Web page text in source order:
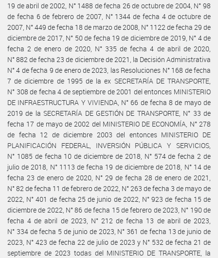
19 de abril de 2002, N° 1488 de fecha 26 de octubre de 2004, N° 98
de fecha 6 de febrero de 2007, N° 1344 de fecha 4 de octubre de
2007, N° 449 de fecha 18 de marzo de 2008, N° 1122 de fecha 29 de
diciembre de 2017, N° 50 de fecha 19 de diciembre de 2019, N° 4 de
fecha 2 de enero de 2020, N° 335 de fecha 4 de abril de 2020,
N° 882 de fecha 23 de diciembre de 2021, la Decisión Administrativa
N° 4 de fecha 9 de enero de 2023, las Resoluciones N° 168 de fecha
7 de diciembre de 1995 de la ex SECRETARÍA DE TRANSPORTE,
N° 308 de fecha 4 de septiembre de 2001 del entonces MINISTERIO
DE INFRAESTRUCTURA Y VIVIENDA, N° 66 de fecha 8 de mayo de
2019 de la SECRETARÍA DE GESTIÓN DE TRANSPORTE, N° 33 de
fecha 17 de mayo de 2002 del MINISTERIO DE ECONOMÍA, N° 278
de fecha 12 de diciembre 2003 del entonces MINISTERIO DE
PLANIFICACIÓN FEDERAL, INVERSIÓN PÚBLICA Y SERVICIOS,
N° 1085 de fecha 10 de diciembre de 2018, N° 574 de fecha 2 de
julio de 2018, N° 1113 de fecha 19 de diciembre de 2018, N° 14 de
fecha 23 de enero de 2020, N° 29 de fecha 28 de enero de 2021,
N° 82 de fecha 11 de febrero de 2022, N° 263 de fecha 3 de mayo de
2022, N° 401 de fecha 25 de junio de 2022, N° 923 de fecha 15 de
diciembre de 2022, N° 86 de fecha 15 de febrero de 2023, N° 190 de
fecha 4 de abril de 2023, N° 212 de fecha 13 de abril de 2023,
N° 334 de fecha 5 de junio de 2023, N° 361 de fecha 13 de junio de
2023, N° 423 de fecha 22 de julio de 2023 y N° 532 de fecha 21 de
septiembre de 2023 todas del MINISTERIO DE TRANSPORTE, la